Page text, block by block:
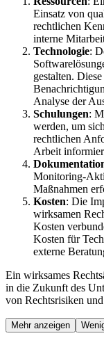
Einsatz von
rechtlichen
interne
Technologie:
gestalten.
Analyse der
Schulungen:
werden, um
rechtlichen
Arbeit
Monitoring-
Maßnahmen
Kosten: Die
wirksamen
Kosten
Kosten für
externe
Ein wirksames
in die Zukunft des
von Rechtsrisiken
Mehr anzeigen